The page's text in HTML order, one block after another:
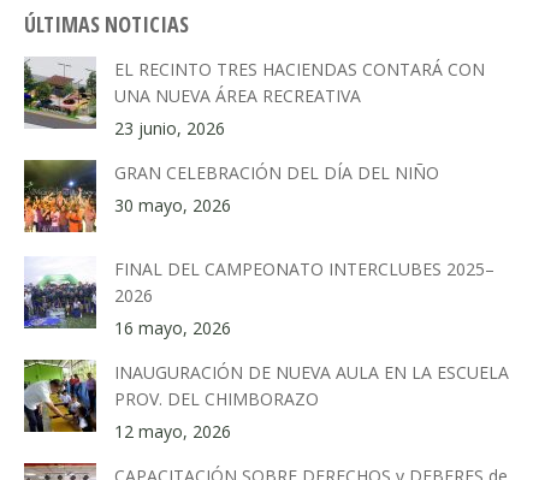
ÚLTIMAS NOTICIAS
EL RECINTO TRES HACIENDAS CONTARÁ CON
UNA NUEVA ÁREA RECREATIVA
23 junio, 2026
GRAN CELEBRACIÓN DEL DÍA DEL NIÑO
30 mayo, 2026
FINAL DEL CAMPEONATO INTERCLUBES 2025–
2026
16 mayo, 2026
INAUGURACIÓN DE NUEVA AULA EN LA ESCUELA
PROV. DEL CHIMBORAZO
12 mayo, 2026